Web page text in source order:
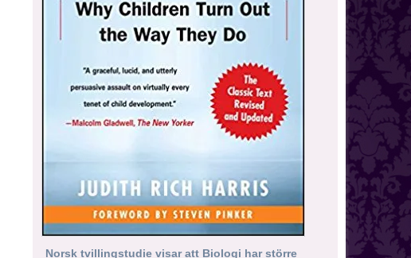
Norsk tvillingstudie visar att Biologi har större